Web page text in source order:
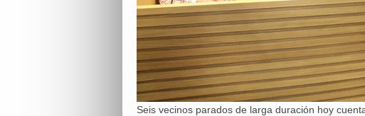
Seis vecinos parados de larga duración hoy